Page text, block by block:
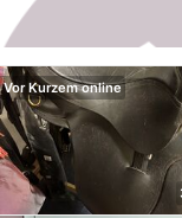
Vor Kurzem online